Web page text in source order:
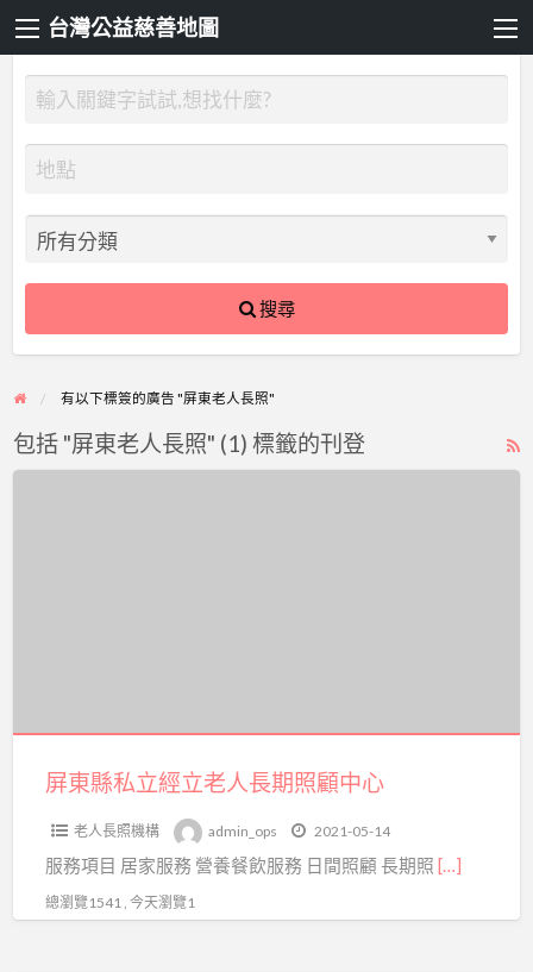
台灣公益慈善地圖
搜尋
有以下標簽的廣告 "屏東老人長照"
包括 "屏東老人長照" (1) 標籤的刊登
人
屏東縣私立經立老人長期照顧中心
老人長照機構 admin_ops 2021-05-14
服務項目 居家服務 營養餐飲服務 日間照顧 長期照 […]
總瀏覽1541 , 今天瀏覽1